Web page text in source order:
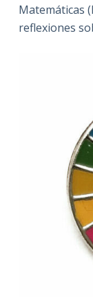
Matemáticas
reflexiones